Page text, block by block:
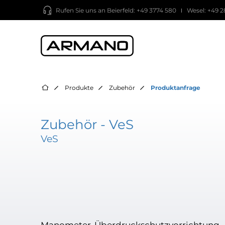
Rufen Sie uns an Beierfeld: +49 3774 580 Wesel: +49
Produkte Zubehör Produktanfrage
Zubehör - VeS
VeS